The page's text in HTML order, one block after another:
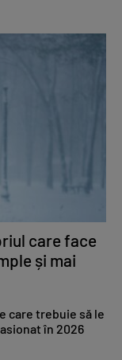
care face
și mai
care trebuie să le
în 2026